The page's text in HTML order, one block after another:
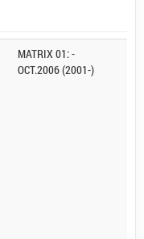
MATRIX 01: -
OCT.2006 (2001-)